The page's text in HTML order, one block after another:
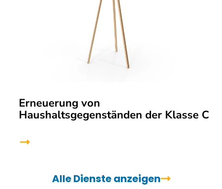
Erneuerung von
Haushaltsgegenständen der Klasse C
Alle Dienste anzeigen